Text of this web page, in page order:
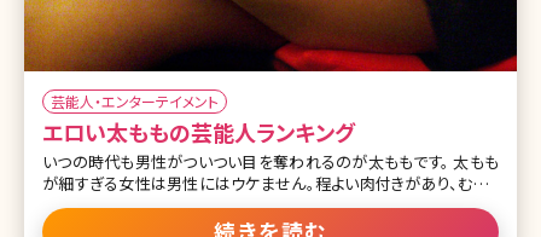
芸能人・エンターテイメント
エロい太ももの芸能人ランキング
いつの時代も男性がついつい目を奪われるのが太ももです。 太もも
が細すぎる女性は男性にはウケません。程よい肉付きがあり、むっち
りしているセクシーな太ももは男性から見て「エロい」と感じさせま
す。 男性が思わず見惚れてしまうようなエロく、セクシーな太ももの
続きを読む